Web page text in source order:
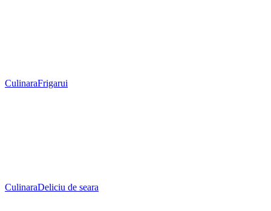
CulinaraFrigarui
CulinaraDeliciu de seara